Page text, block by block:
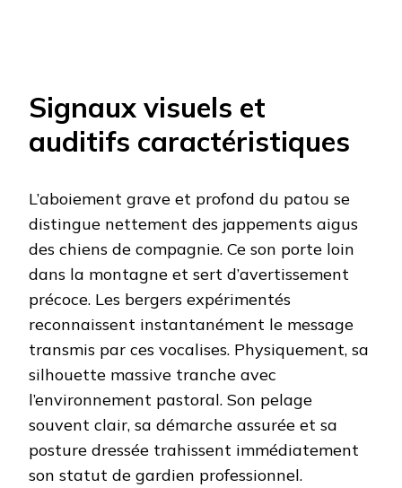
Signaux visuels et
auditifs caractéristiques
L’aboiement grave et profond du patou se
distingue nettement des jappements aigus
des chiens de compagnie. Ce son porte loin
dans la montagne et sert d’avertissement
précoce. Les bergers expérimentés
reconnaissent instantanément le message
transmis par ces vocalises. Physiquement, sa
silhouette massive tranche avec
l’environnement pastoral. Son pelage
souvent clair, sa démarche assurée et sa
posture dressée trahissent immédiatement
son statut de gardien professionnel.